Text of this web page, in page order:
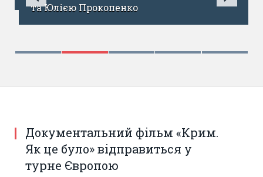
та Юлією Прокопенко
Документальний фільм «Крим.
Як це було» відправиться у
турне Європою